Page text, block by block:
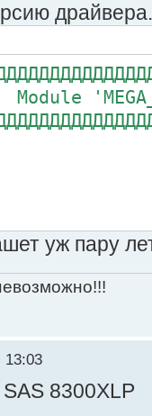
драйвера.
уж пару
13:03
8300XLP